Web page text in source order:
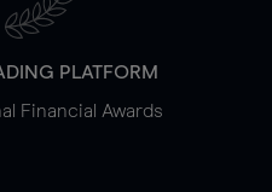
PLATFORM
Financial Awards